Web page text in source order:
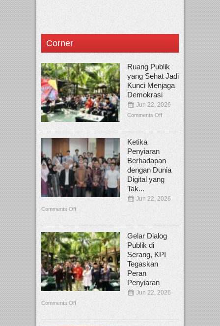
Corner
Ruang Publik
yang Sehat Jadi
Kunci Menjaga
Demokrasi
Jun 22, 2026
Comments Off
Ketika
Penyiaran
Berhadapan
dengan Dunia
Digital yang
Tak...
Jun 22, 2026
Comments Off
Gelar Dialog
Publik di
Serang, KPI
Tegaskan
Peran
Penyiaran
Jun 22, 2026
Comments Off